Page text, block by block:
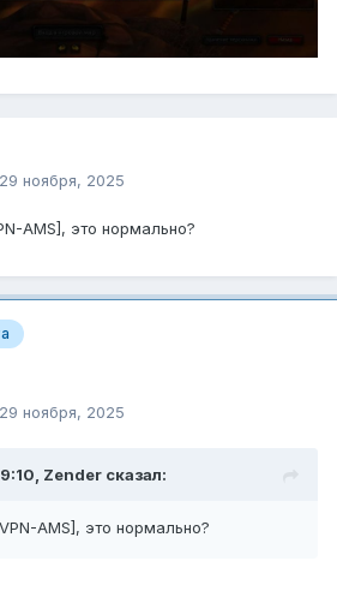
29 ноября, 2025
AMS], это нормально?
29 ноября, 2025
Zender сказал:
AMS], это нормально?